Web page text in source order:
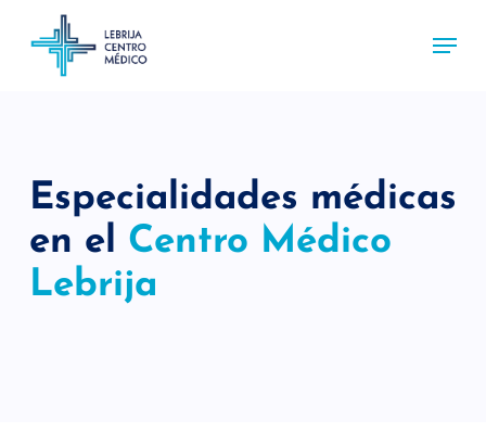
Menu
Especialidades médicas
en el Centro Médico
Lebrija